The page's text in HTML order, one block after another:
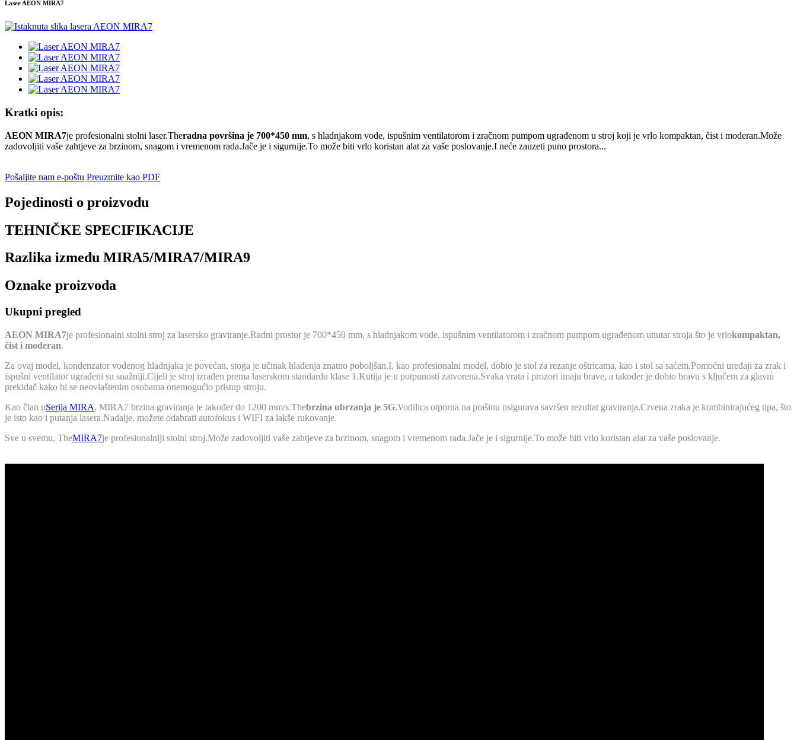
Laser AEON MIRA7
Kratki opis:
AEON MIRA7je profesionalni stolni laser.Theradna površina je 700*450 mm, s hladnjakom vode, ispušnim ventilatorom i zračnom pumpom ugrađenom u stroj koji je vrlo kompaktan, čist i moderan.Može
zadovoljiti vaše zahtjeve za brzinom, snagom i vremenom rada.Jače je i sigurnije.To može biti vrlo koristan alat za vaše poslovanje.I neće zauzeti puno prostora...
Pošaljite nam e-poštu Preuzmite kao PDF
Pojedinosti o proizvodu
TEHNIČKE SPECIFIKACIJE
Razlika između MIRA5/MIRA7/MIRA9
Oznake proizvoda
Ukupni pregled
AEON MIRA7je profesionalni stolni stroj za lasersko graviranje.Radni prostor je 700*450 mm, s hladnjakom vode, ispušnim ventilatorom i zračnom pumpom ugrađenom unutar stroja što je vrlokompaktan,
čist i moderan.
Za ovaj model, kondenzator vodenog hladnjaka je povećan, stoga je učinak hlađenja znatno poboljšan.I, kao profesionalni model, dobio je stol za rezanje oštricama, kao i stol sa saćem.Pomoćni uređaji za zrak i
ispušni ventilator ugrađeni su snažniji.Cijeli je stroj izrađen prema laserskom standardu klase 1.Kutija je u potpunosti zatvorena.Svaka vrata i prozori imaju brave, a također je dobio bravu s ključem za glavni
prekidač kako bi se neovlaštenim osobama onemogućio pristup stroju.
Kao član uSerija MIRA, MIRA7 brzina graviranja je također do 1200 mm/s.Thebrzina ubrzanja je 5G.Vodilica otporna na prašinu osigurava savršen rezultat graviranja.Crvena zraka je kombinirajućeg tipa, što
je isto kao i putanja lasera.Nadalje, možete odabrati autofokus i WIFI za lakše rukovanje.
Sve u svemu, TheMIRA7je profesionalniji stolni stroj.Može zadovoljiti vaše zahtjeve za brzinom, snagom i vremenom rada.Jače je i sigurnije.To može biti vrlo koristan alat za vaše poslovanje.